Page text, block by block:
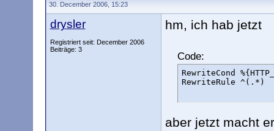
30. December 2006, 15:23
drysler
Registriert seit: December 2006
Beiträge: 3
hm, ich hab jetzt
Code:
RewriteCond
RewriteRule ^(.*)
aber jetzt macht